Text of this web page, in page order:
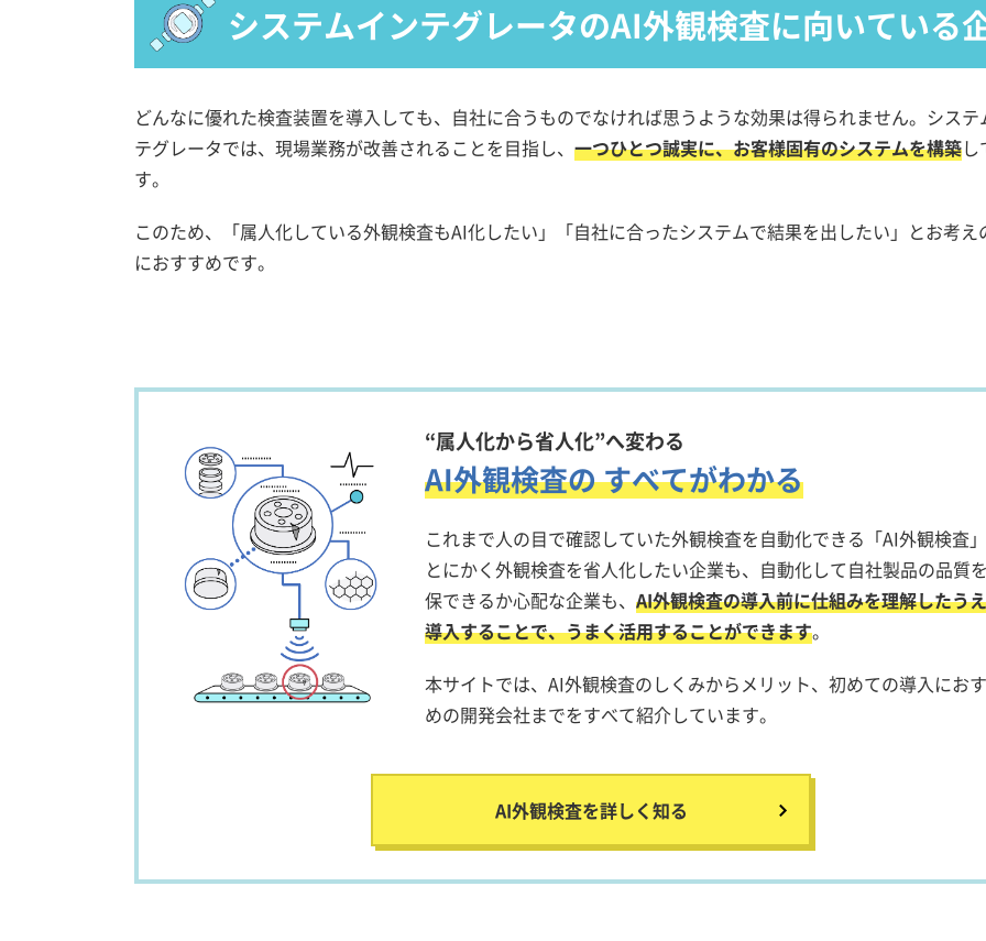
システムインテグレータのAI外観検査に向いている
どんなに優れた検査装置を導入しても、自社に合うものでなければ思うような効果は得られません。システ
テグレータでは、現場業務が改善されることを目指し、 一つひとつ誠実に、お客様固有のシステムを構築し
す。
このため、「属人化している外観検査もAI化したい」「自社に合ったシステムで結果を出したい」とお考え
におすすめです。
“属人化から省人化”へ変わる
AI外観検査の すべてがわかる
これまで人の目で確認していた外観検査を自動化できる「AI外観検査」
とにかく外観検査を省人化したい企業も、自動化して自社製品の品質
保できるか心配な企業も、 AI外観検査の導入前に仕組みを理解したう
導入することで、うまく活用することができます。
本サイトでは、AI外観検査のしくみからメリット、初めての導入にお
めの開発会社までをすべて紹介しています。
AI外観検査を詳しく知る